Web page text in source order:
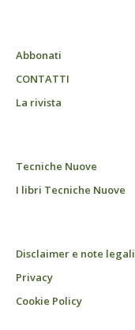
Abbonati
CONTATTI
La rivista
Tecniche Nuove
I libri Tecniche Nuove
Disclaimer e note legali
Privacy
Cookie Policy